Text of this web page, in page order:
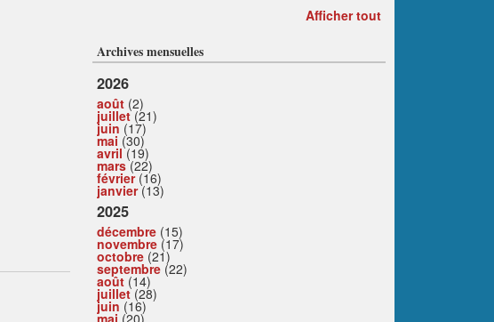
Afficher tout
Archives mensuelles
2026
août (2)
juillet(21)
juin (17)
mai (30)
avril(19)
mars(22)
février(16)
janvier(13)
2025
décembre (15)
novembre (17)
octobre (21)
septembre (22)
août (14)
juillet(28)
juin (16)
mai (20)